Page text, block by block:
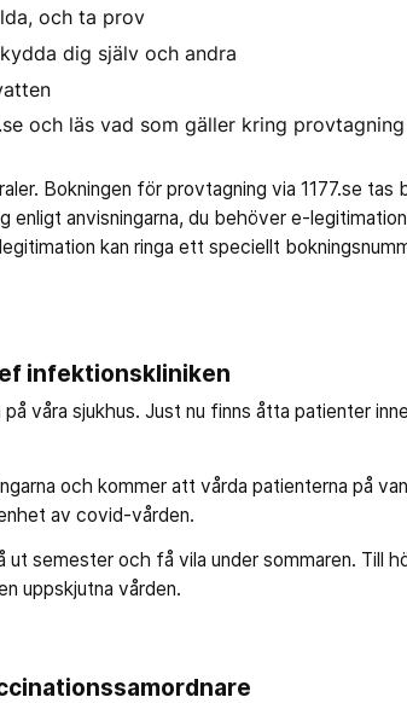
och ta prov
dig själv och andra
och läs vad som gäller kring
Bokningen för provtagning via 1177.se
enligt anvisningarna, du behöver e-
kan ringa ett speciellt
infektionskliniken
våra sjukhus. Just nu finns åtta patienter
och kommer att vårda patienterna på
av covid-vården.
semester och få vila under sommaren. Till
uppskjutna vården.